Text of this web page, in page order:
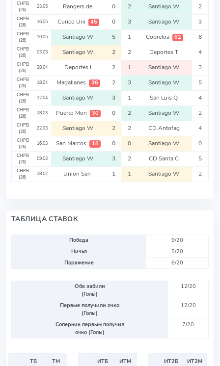
CHPB
(26)
23.05 Rangers de 0 2 Santiago W 2
CHPB
(26)
16.05 Curico Uni 45 0 3 Santiago W 3
CHPB
(26)
10.05 Santiago W 5 1 Cobreloa 62 6
CHPB
(26)
03.05 Santiago W 2 2 Deportes T 4
CHPB
(26)
28.04 Deportes I 2 1 Santiago W 3
CHPB
(26)
18.04 Magallanes 36 2 3 Santiago W 5
CHPB
(26)
12.04 Santiago W 3 1 San Luis Q 4
CHPB
(26)
28.03 Puerto Mon 30 0 2 Santiago W 2
CHPB
(26)
22.03 Santiago W 2 2 CD Antofag 4
CHPB
(26)
16.03 San Marcos 18 0 0 Santiago W 0
CHPB
(26)
09.03 Santiago W 3 2 CD Santa C 5
CHPB
(26)
28.02 Union San 1 1 Santiago W 2
ТАБЛИЦА СТАВОК
Победа
9/20
Ничья
5/20
Поражение
6/20
Обе забили
(Голы)
12/20
Первые получили очко
(Голы)
12/20
Соперник первым получил
очко (Голы)
7/20
ТБ
ТМ
ИТБ
ИТМ
ИТ2Б
ИТ2М